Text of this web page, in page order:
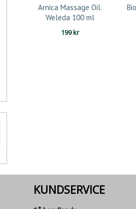
Arnica Massage Oil.
Weleda 100 ml
199kr
KUNDSERVICE